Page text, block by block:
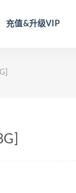
充值&升级VIP